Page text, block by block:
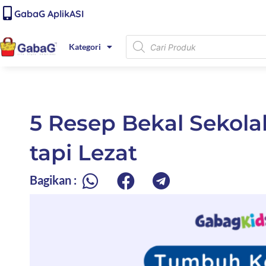
content
Lewati
ke
konten
GabaG AplikASI
Kategori
Products
search
5 Resep Bekal
tapi Lezat
Bagikan :